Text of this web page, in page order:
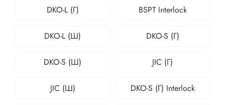
DKO-L (Г) BSPT Interlock
DKO-L (Ш) DKO-S (Г)
DKO-S (Ш) JIC (Г)
JIC (Ш) DKO-S (Г) Interlock